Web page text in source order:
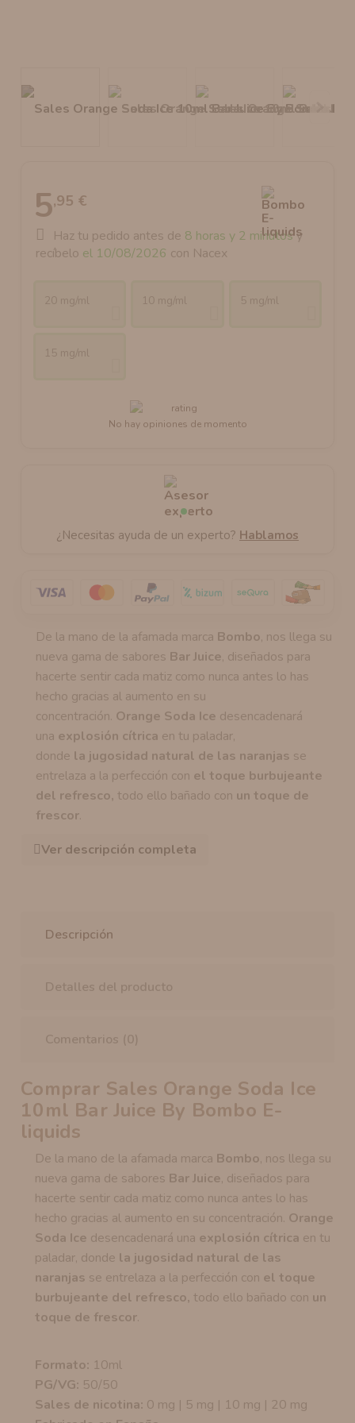
De la mano de la afamada marca Bombo, nos llega su
nueva gama de sabores Bar Juice, diseñados para
hacerte sentir cada matiz como nunca antes lo has
hecho gracias al aumento en su
concentración. Orange Soda Ice desencadenará
una explosión cítrica en tu paladar,
donde la jugosidad natural de las naranjas se
entrelaza a la perfección con el toque burbujeante
del refresco, todo ello bañado con un toque de
frescor.
Ver descripción completa
5,95 €
Haz tu pedido antes de 8 horas y 2 minutosy
recíbelo el 10/08/2026 con Nacex
20 mg/ml 10 mg/ml 5 mg/ml
15 mg/ml
No hay opiniones de momento
¿Necesitas ayuda de un experto? Hablamos
Descripción
Detalles del producto
Comentarios (0)
Comprar Sales Orange Soda Ice
10ml Bar Juice By Bombo E-
liquids
De la mano de la afamada marca Bombo, nos llega su
nueva gama de sabores Bar Juice, diseñados para
hacerte sentir cada matiz como nunca antes lo has
hecho gracias al aumento en su concentración. Orange
Soda Ice desencadenará una explosión cítrica en tu
paladar, donde la jugosidad natural de las
naranjas se entrelaza a la perfección con el toque
burbujeante del refresco, todo ello bañado con un
toque de frescor.
Formato: 10ml
PG/VG: 50/50
Sales de nicotina: 0 mg | 5 mg | 10 mg | 20 mg